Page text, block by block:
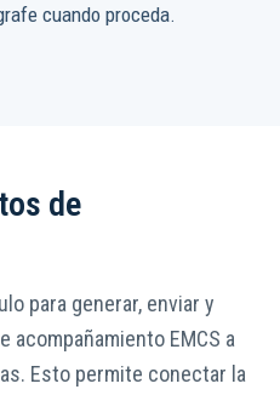
cuando proceda.
de
para generar, enviar y
EMCS a
Esto permite conectar la